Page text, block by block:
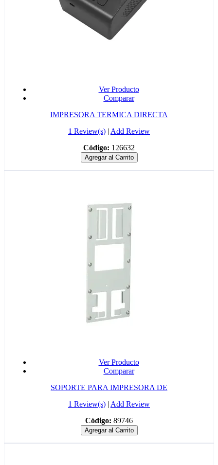
Ver Producto
Comparar
IMPRESORA TERMICA DIRECTA
1 Review(s) | Add Review
Código: 126632
Agregar al Carrito
Ver Producto
Comparar
SOPORTE PARA IMPRESORA DE
1 Review(s) | Add Review
Código: 89746
Agregar al Carrito